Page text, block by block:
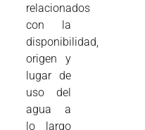
relacionados
con la
disponibilidad,
origen y
lugar de
uso del
agua a
lo largo